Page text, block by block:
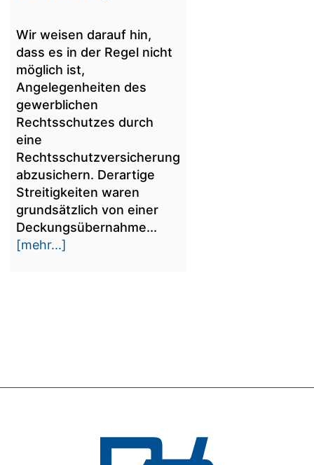
Wir weisen darauf hin,
dass es in der Regel nicht
möglich ist,
Angelegenheiten des
gewerblichen
Rechtsschutzes durch
eine
Rechtsschutzversicherung
abzusichern. Derartige
Streitigkeiten waren
grundsätzlich von einer
Deckungsübernahme...
[mehr...]